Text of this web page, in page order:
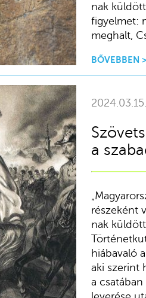
nak
figyelmet:
meghalt,
BŐVEBBEN
a
részeként
nak
hiábavaló
aki szerint
a